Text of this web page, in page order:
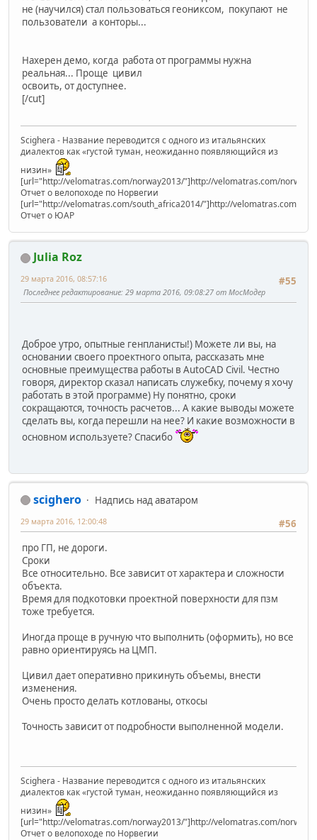
не (научился) стал пользоваться геониксом, покупают не
пользователи а конторы...
Нахерен демо, когда работа от программы нужна
реальная... Проще цивил
освоить, от доступнее.
[/cut]
Scighera - Название переводится с одного из итальянских
диалектов как «густой туман, неожиданно появляющийся из
низин»
[url="http://velomatras.com/norway2013/"]http://velomatras.com/
Отчет о велопоходе по Норвегии
[url="http://velomatras.com/south_africa2014/"]http://velomatras.com/
Отчет о ЮАР
Julia Roz
#55
29 марта 2016, 08:57:16
Последнее редактирование: 29 марта 2016, 09:08:27 от МосМодер
Доброе утро, опытные генпланисты!) Можете ли вы, на
основании своего проектного опыта, рассказать мне
основные преимущества работы в AutoCAD Civil. Честно
говоря, директор сказал написать служебку, почему я хочу
работать в этой программе) Ну понятно, сроки
сокращаются, точность расчетов... А какие выводы можете
сделать вы, когда перешли на нее? И какие возможности в
основном используете? Спасибо
scighero
Надпись над аватаром
#56
29 марта 2016, 12:00:48
про ГП, не дороги.
Сроки
Все относительно. Все зависит от характера и сложности
объекта.
Время для подкотовки проектной поверхности для пзм
тоже требуется.
Иногда проще в ручную что выполнить (оформить), но все
равно ориентируясь на ЦМП.
Цивил дает оперативно прикинуть объемы, внести
изменения.
Очень просто делать котлованы, откосы
Точность зависит от подробности выполненной модели.
Scighera - Название переводится с одного из итальянских
диалектов как «густой туман, неожиданно появляющийся из
низин»
[url="http://velomatras.com/norway2013/"]http://velomatras.com/
Отчет о велопоходе по Норвегии